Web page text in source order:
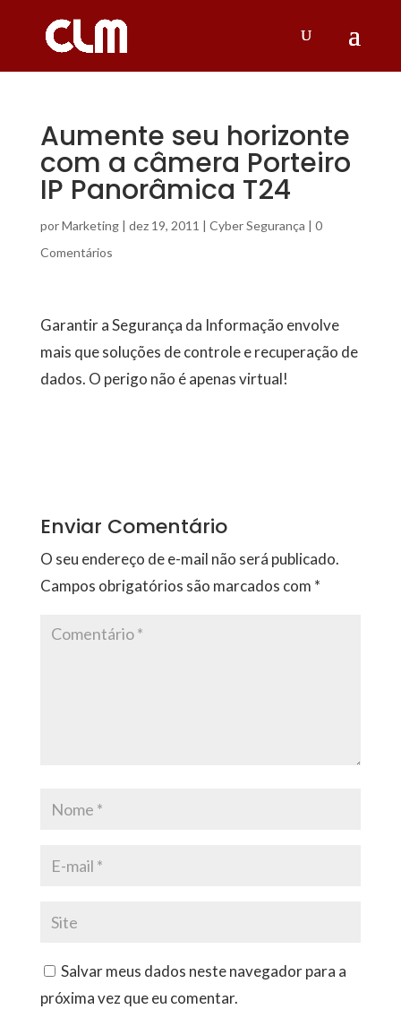
Aumente seu horizonte
com a câmera Porteiro
IP Panorâmica T24
porMarketing| dez 19, 2011 | Cyber Segurança | 0
Comentários
Garantir a Segurança da Informação envolve
mais que soluções de controle e recuperação de
dados. O perigo não é apenas virtual!
Enviar Comentário
O seu endereço de e-mail não será publicado.
Campos obrigatórios são marcados com *
Salvar meus dados neste navegador para a
próxima vez que eu comentar.